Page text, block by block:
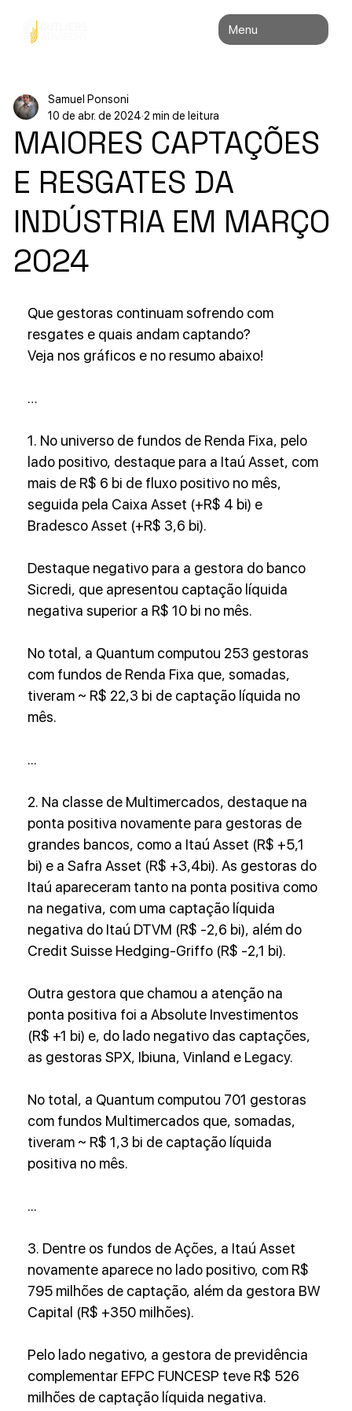
Menu
MAIORES CAPTAÇÕES
E RESGATES DA
INDÚSTRIA EM MARÇO
2024
Samuel Ponsoni
10 de abr. de 2024 2 min de leitura
Que gestoras continuam sofrendo com
resgates e quais andam captando?
Veja nos gráficos e no resumo abaixo!
…
1. No universo de fundos de Renda Fixa, pelo
lado positivo, destaque para a Itaú Asset, com
mais de R$ 6 bi de fluxo positivo no mês,
seguida pela Caixa Asset (+R$ 4 bi) e
Bradesco Asset (+R$ 3,6 bi).
Destaque negativo para a gestora do banco
Sicredi, que apresentou captação líquida
negativa superior a R$ 10 bi no mês.
No total, a Quantum computou 253 gestoras
com fundos de Renda Fixa que, somadas,
tiveram ~ R$ 22,3 bi de captação líquida no
mês.
...
2. Na classe de Multimercados, destaque na
ponta positiva novamente para gestoras de
grandes bancos, como a Itaú Asset (R$ +5,1
bi) e a Safra Asset (R$ +3,4bi). As gestoras do
Itaú apareceram tanto na ponta positiva como
na negativa, com uma captação líquida
negativa do Itaú DTVM (R$ -2,6 bi), além do
Credit Suisse Hedging-Griffo (R$ -2,1 bi).
Outra gestora que chamou a atenção na
ponta positiva foi a Absolute Investimentos
(R$ +1 bi) e, do lado negativo das captações,
as gestoras SPX, Ibiuna, Vinland e Legacy.
No total, a Quantum computou 701 gestoras
com fundos Multimercados que, somadas,
tiveram ~ R$ 1,3 bi de captação líquida
positiva no mês.
...
3. Dentre os fundos de Ações, a Itaú Asset
novamente aparece no lado positivo, com R$
795 milhões de captação, além da gestora BW
Capital (R$ +350 milhões).
Pelo lado negativo, a gestora de previdência
complementar EFPC FUNCESP teve R$ 526
milhões de captação líquida negativa.